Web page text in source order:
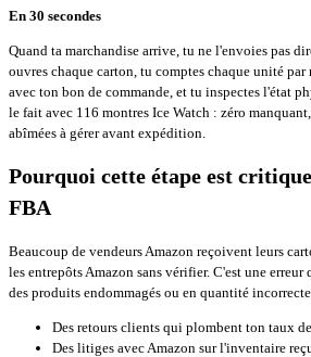
En 30 secondes
Quand ta marchandise arrive, tu ne l'envoies pas
ouvres chaque carton, tu comptes chaque unité par
avec ton bon de commande, et tu inspectes l'état
le fait avec 116 montres Ice Watch : zéro
abîmées à gérer avant expédition.
Pourquoi cette étape est
FBA
Beaucoup de vendeurs Amazon reçoivent leurs
les entrepôts Amazon sans vérifier. C'est une
des produits endommagés ou en quantité
Des retours clients qui plombent ton taux
Des litiges avec Amazon sur l'inventaire